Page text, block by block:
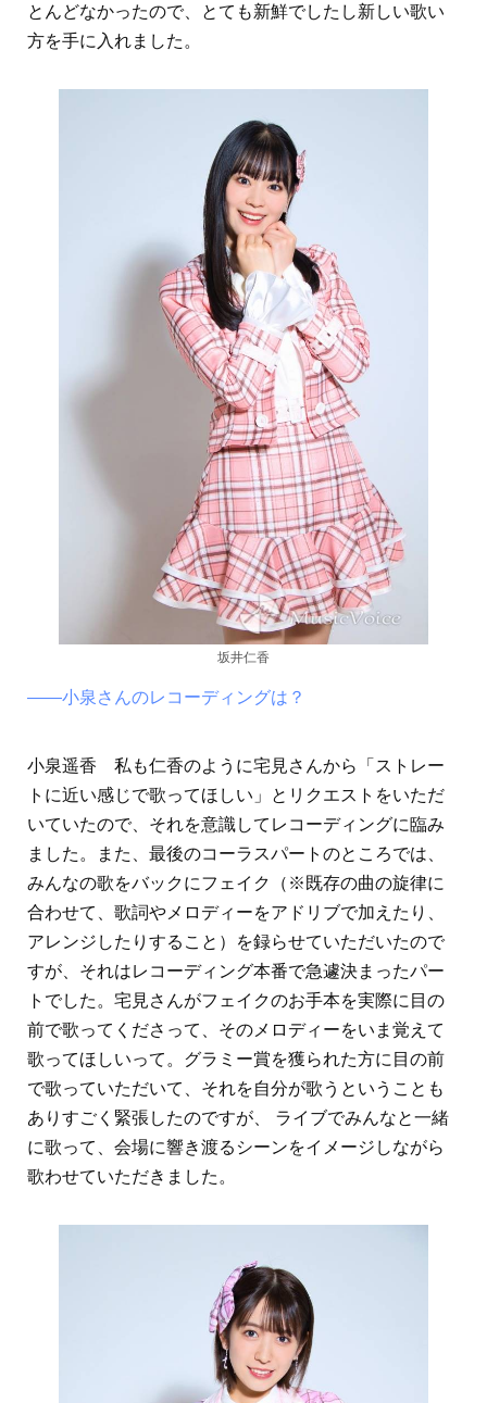
とんどなかったので、とても新鮮でしたし新しい歌い
方を手に入れました。
坂井仁香
――小泉さんのレコーディングは？
小泉遥香 私も仁香のように宅見さんから「ストレー
トに近い感じで歌ってほしい」とリクエストをいただ
いていたので、それを意識してレコーディングに臨み
ました。また、最後のコーラスパートのところでは、
みんなの歌をバックにフェイク（※既存の曲の旋律に
合わせて、歌詞やメロディーをアドリブで加えたり、
アレンジしたりすること）を録らせていただいたので
すが、それはレコーディング本番で急遽決まったパー
トでした。宅見さんがフェイクのお手本を実際に目の
前で歌ってくださって、そのメロディーをいま覚えて
歌ってほしいって。グラミー賞を獲られた方に目の前
で歌っていただいて、それを自分が歌うということも
ありすごく緊張したのですが、 ライブでみんなと一緒
に歌って、会場に響き渡るシーンをイメージしながら
歌わせていただきました。